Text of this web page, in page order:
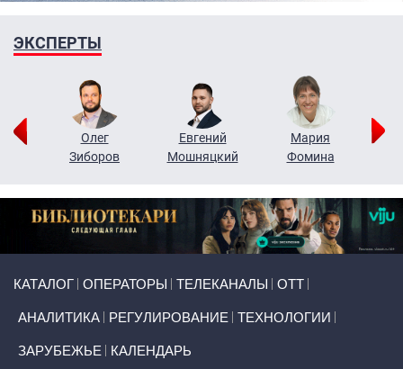
ЭКСПЕРТЫ
Олег
Зиборов
Евгений
Мошняцкий
Мария
Фомина
КАТАЛОГ ОПЕРАТОРЫ ТЕЛЕКАНАЛЫ ОТТ
АНАЛИТИКА РЕГУЛИРОВАНИЕ ТЕХНОЛОГИИ
ЗАРУБЕЖЬЕ КАЛЕНДАРЬ